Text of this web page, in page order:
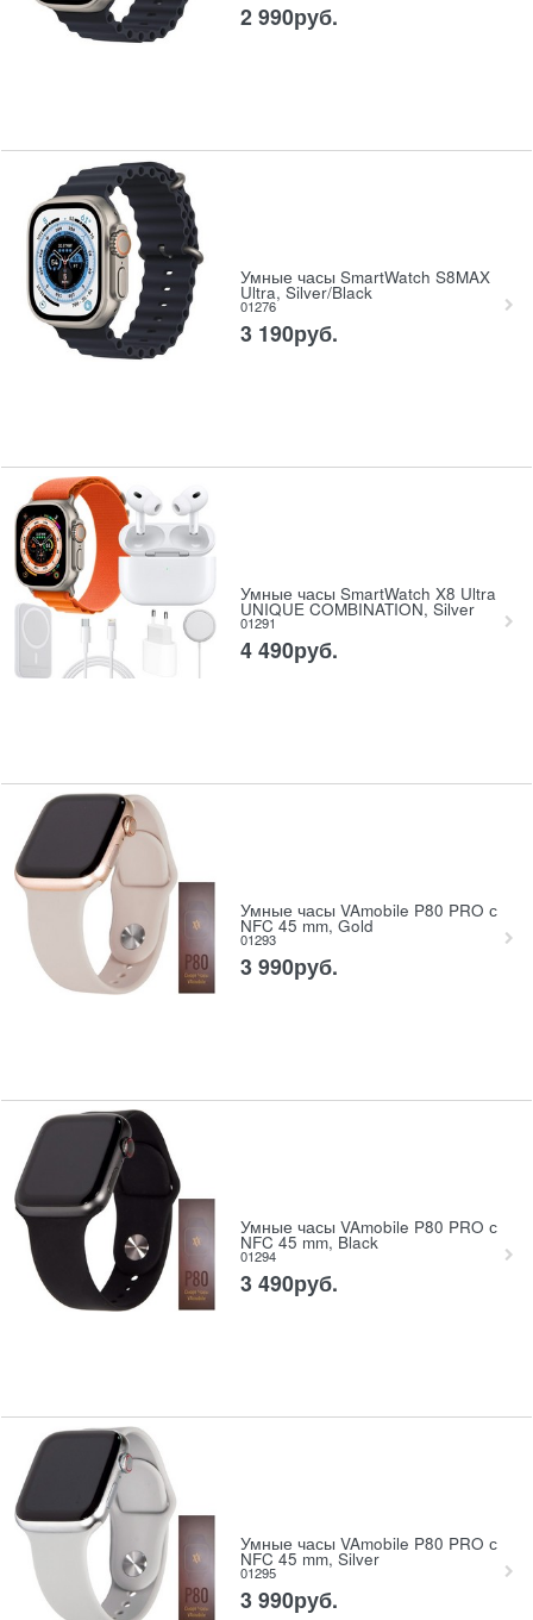
2 990руб.
Умные часы SmartWatch S8MAX
Ultra, Silver/Black
01276
3 190руб.
Умные часы SmartWatch X8 Ultra
UNIQUE COMBINATION, Silver
01291
4 490руб.
Умные часы VAmobile P80 PRO с
NFC 45 mm, Gold
01293
3 990руб.
Умные часы VAmobile P80 PRO с
NFC 45 mm, Black
01294
3 490руб.
Умные часы VAmobile P80 PRO с
NFC 45 mm, Silver
01295
3 990руб.